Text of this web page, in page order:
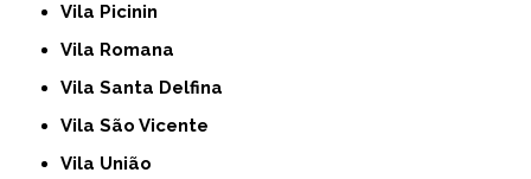
Vila Picinin
Vila Romana
Vila Santa Delfina
Vila São Vicente
Vila União